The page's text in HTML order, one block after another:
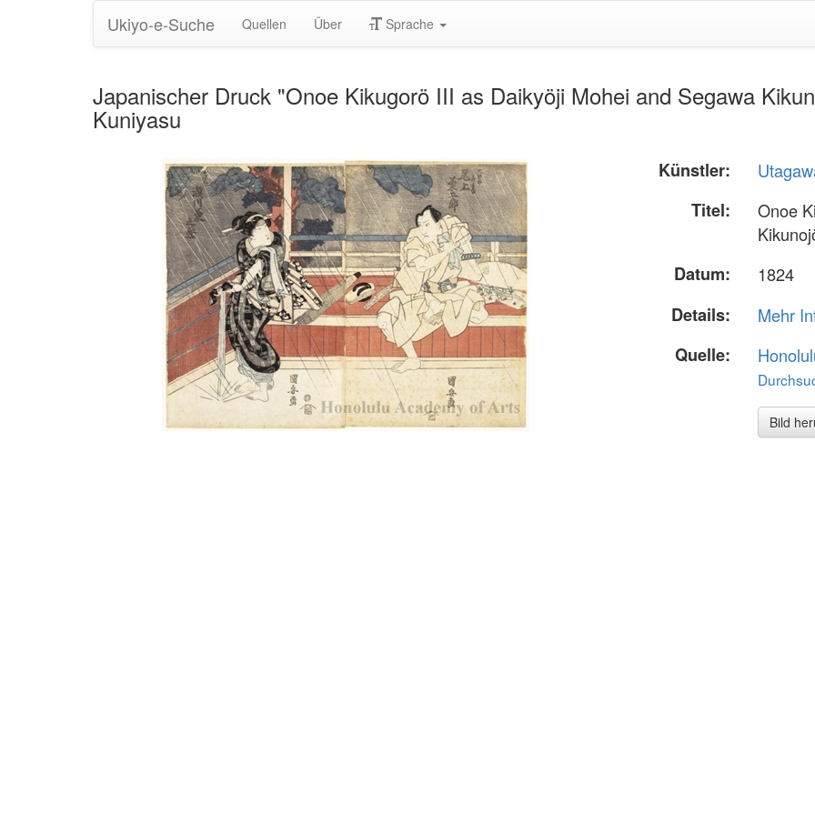
Ukiyo-e-Suche Quellen Über Sprache
Japanischer Druck "Onoe Kikugorö III as Daikyöji Mohei and Segawa
Kuniyasu
Künstler:
Titel:
Onoe
Datum:
1824
Details:
Mehr
Quelle:
Bild